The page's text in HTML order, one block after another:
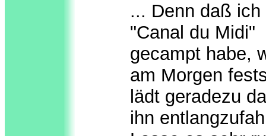
... Denn daß ich
"Canal du Midi"
gecampt habe,
am Morgen
lädt geradezu
ihn